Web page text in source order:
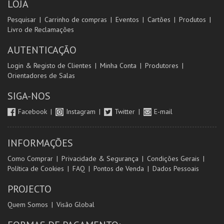
LOJA
Pesquisar Carrinho de compras Eventos Cartões
Produtos
Livro de Reclamações
AUTENTICAÇÃO
Login & Registo de Clientes Minha Conta
Produtores
Orientadores de Salas
SIGA-NOS
Facebook Instagram Twitter E-mail
INFORMAÇÕES
Como Comprar Privacidade & Segurança
Condições Gerais
Política de Cookies
FAQ Pontos de Venda Dados Pessoais
PROJECTO
Quem Somos Visão Global